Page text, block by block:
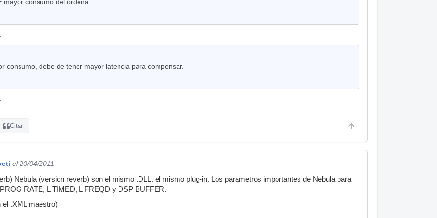
mayor consumo del ordena
consumo, debe de tener mayor latencia para compensar.
Citar
el 20/04/2011
Nebula (version reverb) son el mismo .DLL, el mismo plug-in. Los parametros importantes de Nebula para
RATE, L TIMED, L FREQD y DSP BUFFER.
el .XML maestro)